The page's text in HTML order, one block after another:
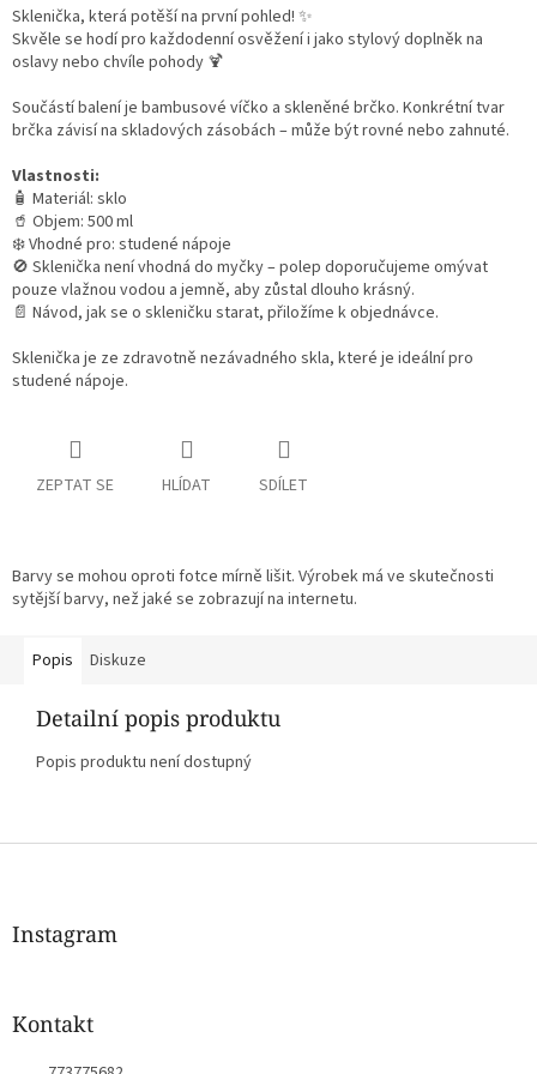
Sklenička, která potěší na první pohled! ✨
Skvěle se hodí pro každodenní osvěžení i jako stylový doplněk na
oslavy nebo chvíle pohody 🍹
Součástí balení je bambusové víčko a skleněné brčko. Konkrétní tvar
brčka závisí na skladových zásobách – může být rovné nebo zahnuté.
Vlastnosti:
🧴 Materiál: sklo
🥤 Objem: 500 ml
❄️ Vhodné pro: studené nápoje
🚫 Sklenička není vhodná do myčky – polep doporučujeme omývat
pouze vlažnou vodou a jemně, aby zůstal dlouho krásný.
📄 Návod, jak se o skleničku starat, přiložíme k objednávce.
Sklenička je ze zdravotně nezávadného skla, které je ideální pro
studené nápoje.
ZEPTAT SE HLÍDAT SDÍLET
Barvy se mohou oproti fotce mírně lišit. Výrobek má ve skutečnosti
sytější barvy, než jaké se zobrazují na internetu.
Popis Diskuze
Detailní popis produktu
Popis produktu není dostupný
Z
Instagram
Kontakt